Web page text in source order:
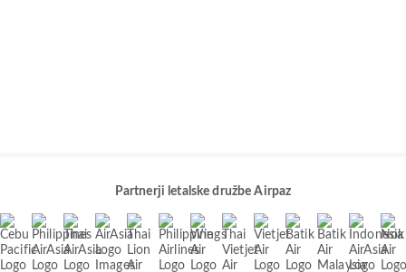
Partnerji letalske družbe Airpaz